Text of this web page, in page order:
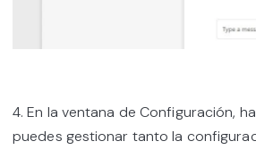
4. En la ventana de Configuración,
puedes gestionar tanto la